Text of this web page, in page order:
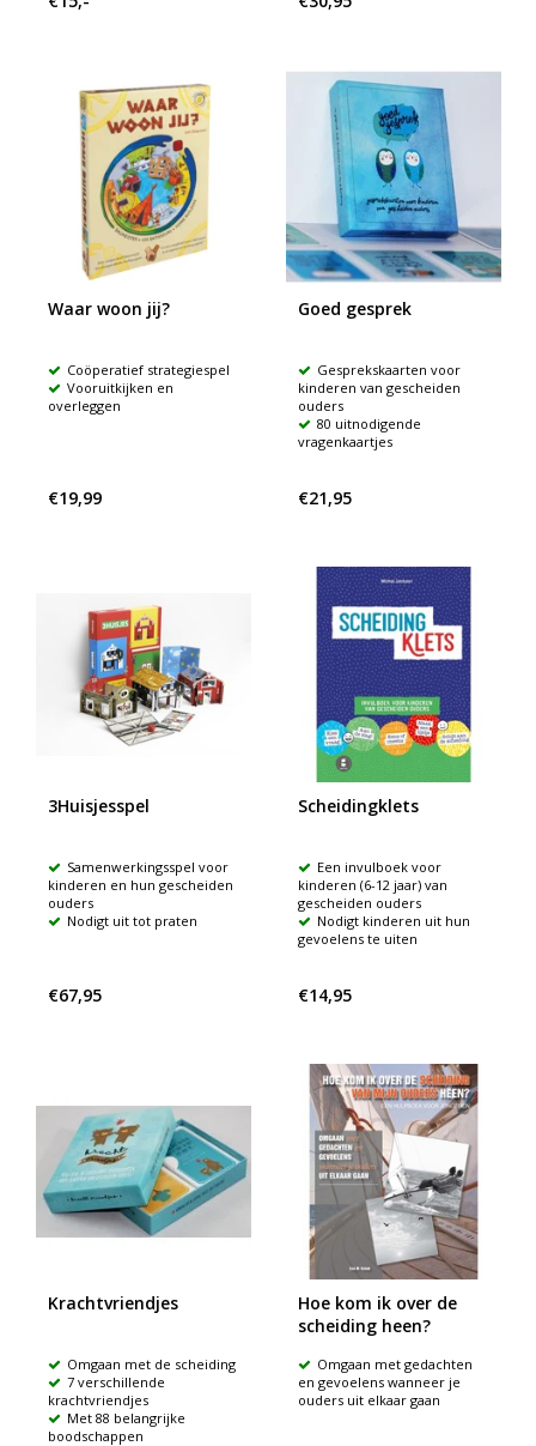
Waar woon jij?
Coöperatief strategiespel
Vooruitkijken en
overleggen
€19,99
Goed gesprek
Gesprekskaarten voor
kinderen van gescheiden
ouders
80 uitnodigende
vragenkaartjes
€21,95
3Huisjesspel
Samenwerkingsspel voor
kinderen en hun gescheiden
ouders
Nodigt uit tot praten
€67,95
Scheidingklets
Een invulboek voor
kinderen (6-12 jaar) van
gescheiden ouders
Nodigt kinderen uit hun
gevoelens te uiten
€14,95
Krachtvriendjes
Omgaan met de scheiding
7 verschillende
krachtvriendjes
Met 88 belangrijke
boodschappen
Hoe kom ik over de
scheiding heen?
Omgaan met gedachten
en gevoelens wanneer je
ouders uit elkaar gaan